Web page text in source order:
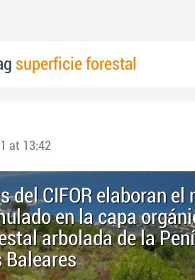
superficie forestal
at 13:42
del CIFOR elaboran el
en la capa
arbolada de la
Baleares